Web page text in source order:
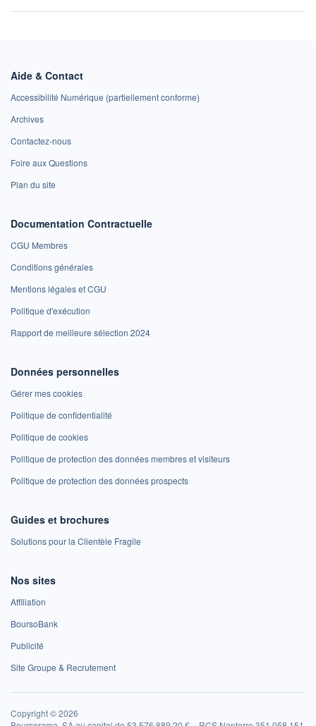
Aide & Contact
Accessibilité Numérique (partiellement conforme)
Archives
Contactez-nous
Foire aux Questions
Plan du site
Documentation Contractuelle
CGU Membres
Conditions générales
Mentions légales et CGU
Politique d'exécution
Rapport de meilleure sélection 2024
Données personnelles
Gérer mes cookies
Politique de confidentialité
Politique de cookies
Politique de protection des données membres et visiteurs
Politique de protection des données prospects
Guides et brochures
Solutions pour la Clientèle Fragile
Nos sites
Affiliation
BoursoBank
Publicité
Site Groupe & Recrutement
Copyright © 2026